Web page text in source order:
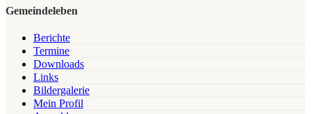
Gemeindeleben
Berichte
Termine
Downloads
Links
Bildergalerie
Mein Profil